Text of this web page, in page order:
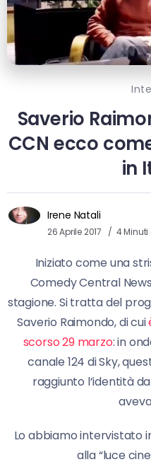
Saverio
CCN ecco
in
Irene Natali
26 Aprile 2017 4
Iniziato come una
Comedy Central
stagione. Si tratta del
Saverio Raimondo, di cui
scorso 29 marzo: in
canale 124 di Sky,
raggiunto l’identità
Lo abbiamo intervistato
alla “luce